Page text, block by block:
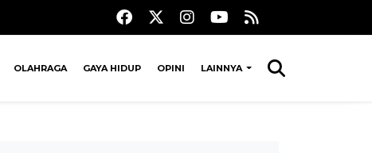
OLAHRAGA GAYA HIDUP OPINI LAINNYA